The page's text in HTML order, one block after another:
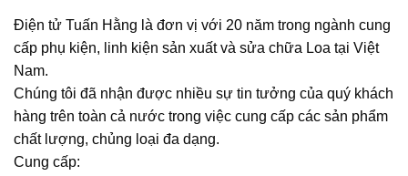
Điện tử Tuấn Hằng là đơn vị với 20 năm trong ngành cung
cấp phụ kiện, linh kiện sản xuất và sửa chữa Loa tại Việt
Nam.
Chúng tôi đã nhận được nhiều sự tin tưởng của quý khách
hàng trên toàn cả nước trong việc cung cấp các sản phẩm
chất lượng, chủng loại đa dạng.
Cung cấp: